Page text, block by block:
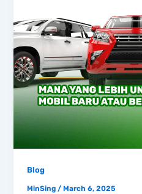
Blog
MinSing/March 6, 2025